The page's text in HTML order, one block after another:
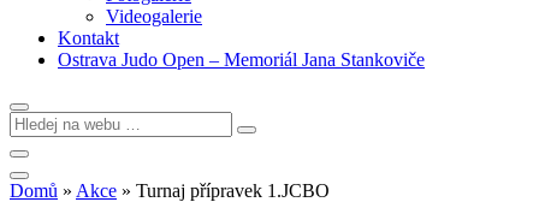
Videogalerie
Kontakt
Ostrava Judo Open – Memoriál Jana Stankoviče
Domů » Akce » Turnaj přípravek 1.JCBO